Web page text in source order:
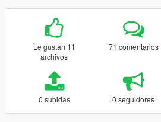
Le gustan 11
archivos
71 comentarios
0 subidas 0 seguidores